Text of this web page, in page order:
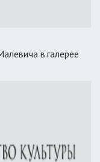
в.галерее